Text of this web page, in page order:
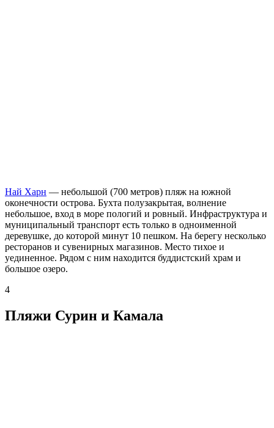
Най Харн — небольшой (700 метров) пляж на южной
оконечности острова. Бухта полузакрытая, волнение
небольшое, вход в море пологий и ровный. Инфраструктура и
муниципальный транспорт есть только в одноименной
деревушке, до которой минут 10 пешком. На берегу несколько
ресторанов и сувенирных магазинов. Место тихое и
уединенное. Рядом с ним находится буддистский храм и
большое озеро.
4
Пляжи Сурин и Камала